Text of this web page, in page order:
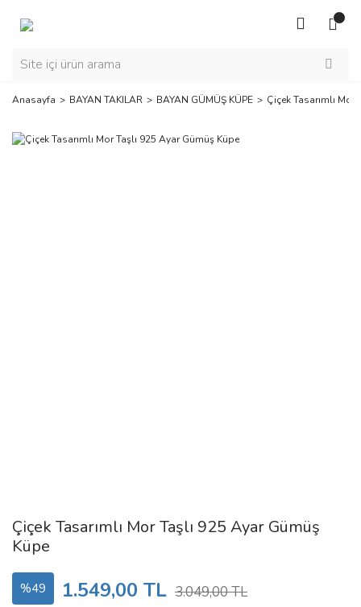
Anasayfa BAYAN TAKILAR BAYAN GÜMÜŞ KÜPE Çiçek Tasarımlı
Çiçek Tasarımlı Mor Taşlı 925 Ayar Gümüş
Küpe
%49 1.549,00 TL 3.049,00 TL